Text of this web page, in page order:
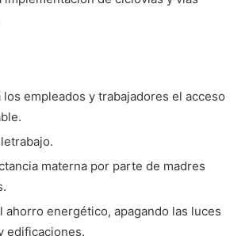
los empleados y trabajadores el acceso
materna por parte de madres
ahorro energético, apagando las luces
edificaciones.